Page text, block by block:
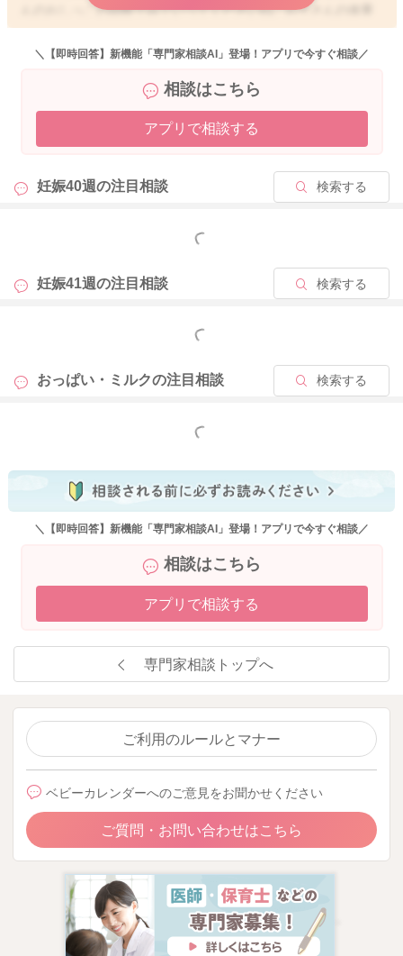
んのおしっこの回数でみていってくださいね。お子さんの体重
は、あまり測る機会もないと思いますが、こまめに測っても、
測る際の条件が異なったり、排泄の状況などによって誤差が出
法で授乳なさっていただいていいと思いますよ。お子さんの哺
乳量を増やすタイミングとしては、おしっこが少なくなってき
た、体重増加が緩やかになってきた、授乳間隔があまり空かな
頻回に欲しがるようなことが増えてくるのであれば、少しミル
クの量を増やしてみてくださいね。もし、おっぱいを増やした
思います。お子さんがなかなか泣き止まなかったり、ママさん
だく程度でもいいと思います。この時期のお子さんの哺乳量や
体重の増え方には個人差が大きいですが、目安としては、1日6
帳の成長曲線のカーブに沿って、お子さんなりの体重増加がみ
られていれば、哺乳量の不足はないと言われていますよ。です
ので、これらを満たしていれば、今の哺乳量は適切とお考えい
＼【即時回答】新機能「専門家相談AI」登場！アプリで今すぐ相談／
相談はこちら
アプリで相談する
妊娠40週の注目相談 検索する
もっと見る
妊娠41週の注目相談 検索する
もっと見る
おっぱい・ミルクの注目相談 検索する
もっと見る
＼【即時回答】新機能「専門家相談AI」登場！アプリで今すぐ相談／
相談はこちら
アプリで相談する
専門家相談トップへ
ご利用のルールとマナー
ベビーカレンダーへのご意見をお聞かせください
ご質問・お問い合わせはこちら